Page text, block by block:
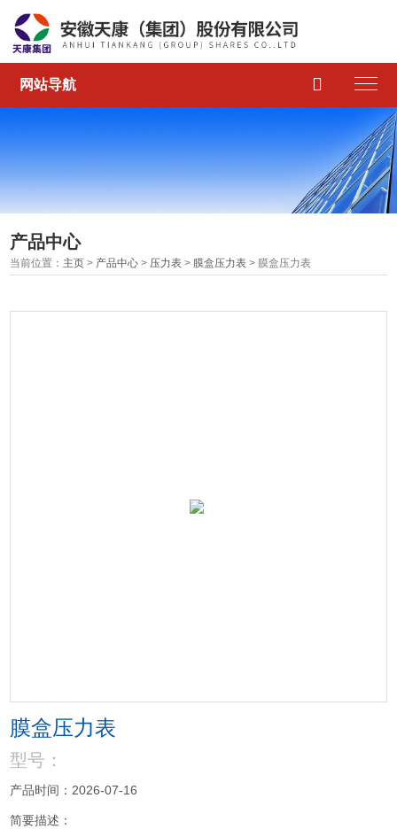
网站导航 
产品中心
当前位置： 主页 > 产品中心 > 压力表 > 膜盒压力表 > 膜盒压力表
膜盒压力表
型号：
产品时间：2026-07-16
简要描述：